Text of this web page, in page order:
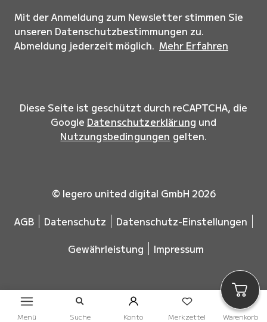
Menü Suche Konto Merkzettel Warenkorb
Mit der Anmeldung zum Newsletter stimmen Sie
unseren Datenschutzbestimmungen zu.
Abmeldung jederzeit möglich. Mehr Erfahren
© legero united digital GmbH 2026
AGB
Datenschutz
Datenschutz-Einstellungen
Gewährleistung
Impressum
Diese Seite ist geschützt durch reCAPTCHA, die
Google Datenschutzerklärung und
Nutzungsbedingungen gelten.